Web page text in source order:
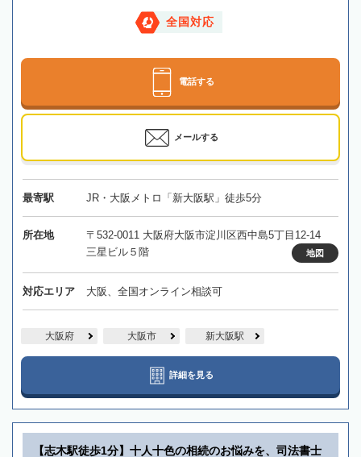
全国対応
電話する
メールする
最寄駅 JR・大阪メトロ「新大阪駅」徒歩5分
所在地
〒532-0011 大阪府大阪市淀川区西中島5丁目12-14
三星ビル５階
地図
対応エリア 大阪、全国オンライン相談可
大阪府 大阪市 新大阪駅
詳細を見る
【志木駅徒歩1分】十人十色の相続のお悩みを、司法書士